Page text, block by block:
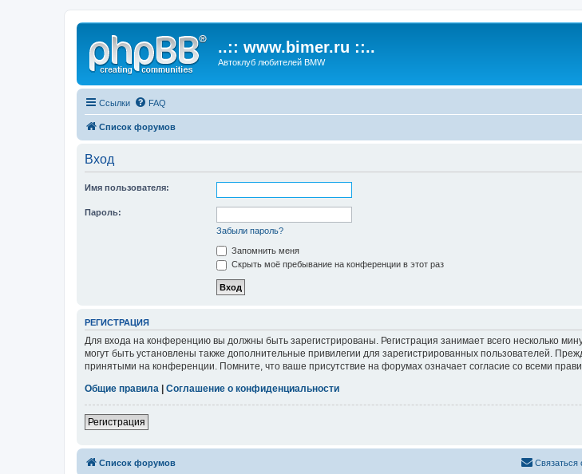
..:: www.bimer.ru ::..
Автоклуб любителей BMW
Ссылки FAQ
Список форумов
Вход
Имя пользователя:
Пароль:
Забыли пароль?
Запомнить меня
Скрыть моё пребывание на конференции в этот раз
РЕГИСТРАЦИЯ
Для входа на конференцию вы должны быть зарегистрированы. Регистрация занимает всего несколько
могут быть установлены также дополнительные привилегии для зарегистрированных пользователей.
принятыми на конференции. Помните, что ваше присутствие на форумах означает согласие со всеми
Общие правила
Соглашение о конфиденциальности
Регистрация
Список форумов Связаться